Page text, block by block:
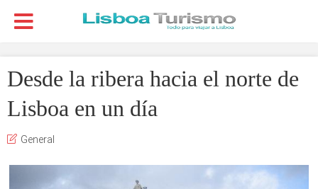
Desde la ribera hacia el norte de
Lisboa en un día
General